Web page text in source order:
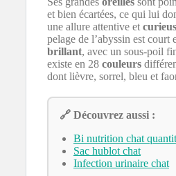
et bien écartées, ce qui lui
une allure attentive et
pelage de l’abyssin est court
brillant, avec un sous-poil
existe en 28 couleurs
dont lièvre, sorrel, bleu et
🔗 Découvrez aussi :
Bi nutrition chat
Sac hublot chat
Infection urinaire chat